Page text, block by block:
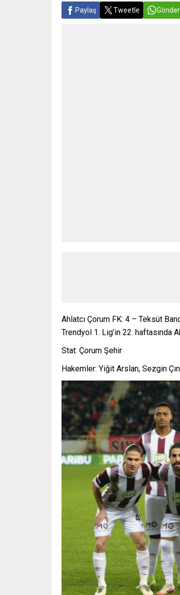
Paylaş Tweetle Gönder
Ahlatcı Çorum FK: 4 – Teksüt
Trendyol 1. Lig’in 22. haftasında
Stat: Çorum Şehir
Hakemler: Yiğit Arslan, Sezgin